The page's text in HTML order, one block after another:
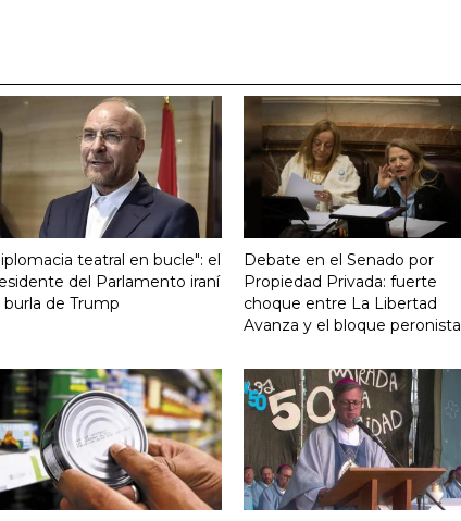
teatral en bucle": el
del Parlamento iraní
burla de Trump
Debate en el Senado por
Propiedad Privada: fuerte
choque entre La Libertad
Avanza y el bloque peronista